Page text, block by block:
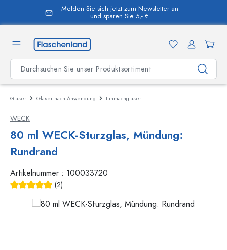
springen
Melden Sie sich jetzt zum Newsletter an
und sparen Sie 5,- €
Gläser Gläser nach Anwendung Einmachgläser
WECK
80 ml WECK-Sturzglas, Mündung:
Rundrand
Artikelnummer : 100033720
(2)